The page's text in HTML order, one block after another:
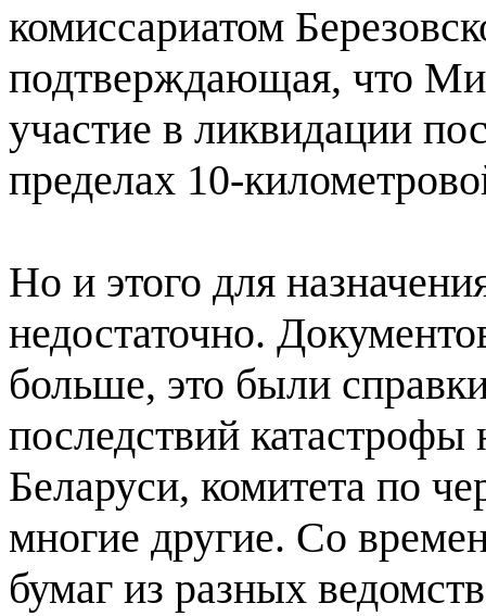
комиссариатом
подтверждающая, что
участие в ликвидации
пределах 10-
Но и этого для
недостаточно.
больше, это были
последствий
Беларуси, комитета по
многие другие. Со
бумаг из разных